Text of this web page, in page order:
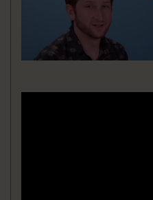
DOKTERSTASSEN
KLEDING
SPECIALS